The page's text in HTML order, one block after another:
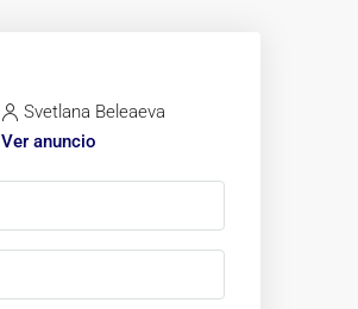
Svetlana Beleaeva
Ver anuncio